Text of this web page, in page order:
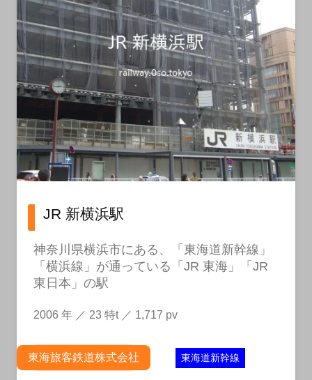
JR 新横浜駅
神奈川県横浜市にある、「東海道新幹線」
「横浜線」が通っている「JR 東海」「JR
東日本」の駅
2006 年 ／ 23 特t ／ 1,717 pv
東海旅客鉄道株式会社 東海道新幹線